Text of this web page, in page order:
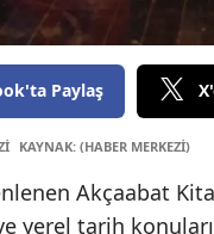
Paylaş
KAYNAK: (HABER MERKEZİ)
Akçaabat
yerel tarih